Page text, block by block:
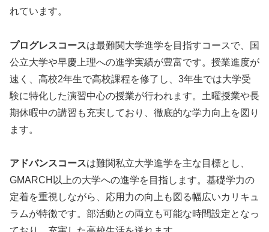
れています。
プログレスコースは最難関大学進学を目指すコースで、国
公立大学や早慶上理への進学実績が豊富です。授業進度が
速く、高校2年生で高校課程を修了し、3年生では大学受
験に特化した演習中心の授業が行われます。土曜授業や長
期休暇中の講習も充実しており、徹底的な学力向上を図り
ます。
アドバンスコースは難関私立大学進学を主な目標とし、
GMARCH以上の大学への進学を目指します。基礎学力の
定着を重視しながら、応用力の向上も図る幅広いカリキュ
ラムが特徴です。部活動との両立も可能な時間設定となっ